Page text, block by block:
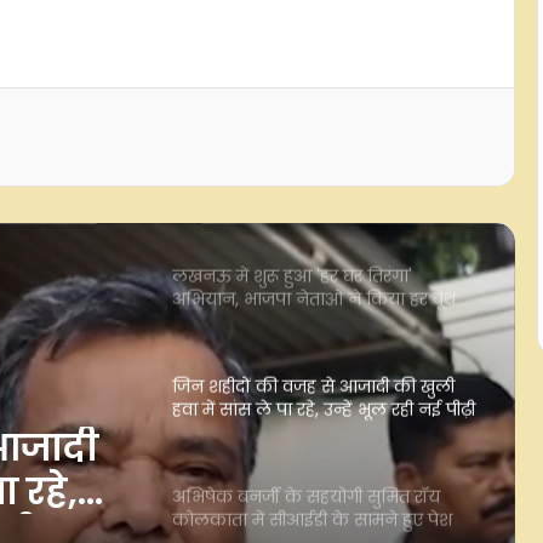
अभियान, भाजपा नेताओं ने किया हर बूथ
जिन शहीदों की वजह से आजादी की खुली
हवा में सांस ले पा रहे, उन्हें भूल रही नई पीढ़ी
: मंत्री जयवीर सिंह
अभिषेक बनर्जी के सहयोगी सुमित रॉय
कोलकाता में सीआईडी के सामने हुए पेश
जेपीएससी भर्ती घोटाला : ब्लैकलिस्टेड
एजेंसी को काम देने में हुई थी करोड़ों की